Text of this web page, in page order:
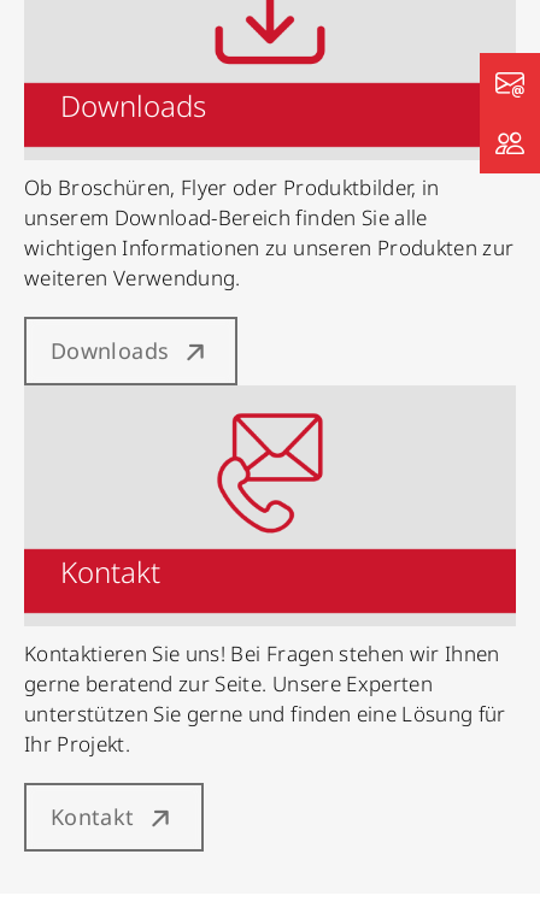
Downloads
Ob Broschüren, Flyer oder Produktbilder, in
unserem Download-Bereich finden Sie alle
wichtigen Informationen zu unseren Produkten zur
weiteren Verwendung.
Downloads
Kontakt
Kontaktieren Sie uns! Bei Fragen stehen wir Ihnen
gerne beratend zur Seite. Unsere Experten
unterstützen Sie gerne und finden eine Lösung für
Ihr Projekt.
Kontakt